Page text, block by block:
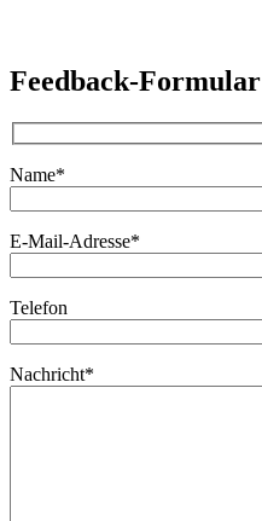
Feedback-Formular
Name*
E-Mail-Adresse*
Telefon
Nachricht*